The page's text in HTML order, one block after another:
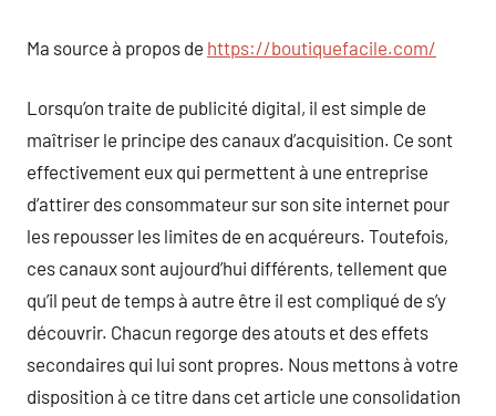
Ma source à propos de https://boutiquefacile.com/
Lorsqu’on traite de publicité digital, il est simple de
maîtriser le principe des canaux d’acquisition. Ce sont
effectivement eux qui permettent à une entreprise
d’attirer des consommateur sur son site internet pour
les repousser les limites de en acquéreurs. Toutefois,
ces canaux sont aujourd’hui différents, tellement que
qu’il peut de temps à autre être il est compliqué de s’y
découvrir. Chacun regorge des atouts et des effets
secondaires qui lui sont propres. Nous mettons à votre
disposition à ce titre dans cet article une consolidation